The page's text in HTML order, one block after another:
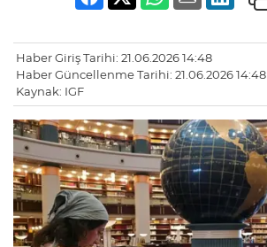
Haber Giriş Tarihi: 21.06.2026 14:48
Haber Güncellenme Tarihi: 21.06.2026 14:48
Kaynak: IGF